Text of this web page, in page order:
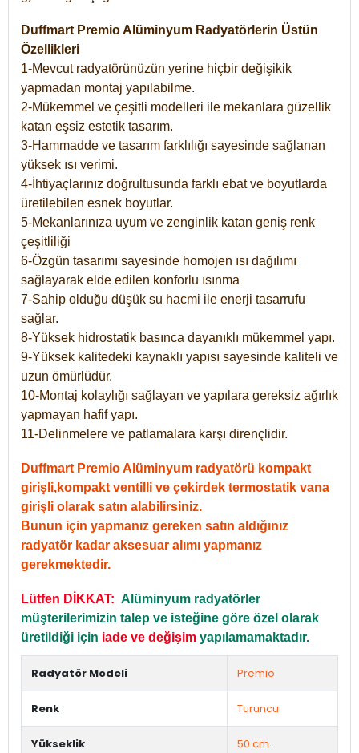
Duffmart Premio Alüminyum Radyatörlerin Üstün
Özellikleri
1-Mevcut radyatörünüzün yerine hiçbir değişikik
yapmadan montaj yapılabilme.
2-Mükemmel ve çeşitli modelleri ile mekanlara güzellik
katan eşsiz estetik tasarım.
3-Hammadde ve tasarım farklılığı sayesinde sağlanan
yüksek ısı verimi.
4-İhtiyaçlarınız doğrultusunda farklı ebat ve boyutlarda
üretilebilen esnek boyutlar.
5-Mekanlarınıza uyum ve zenginlik katan geniş renk
çeşitliliği
6-Özgün tasarımı sayesinde homojen ısı dağılımı
sağlayarak elde edilen konforlu ısınma
7-Sahip olduğu düşük su hacmi ile enerji tasarrufu
sağlar.
8-Yüksek hidrostatik basınca dayanıklı mükemmel yapı.
9-Yüksek kalitedeki kaynaklı yapısı sayesinde kaliteli ve
uzun ömürlüdür.
10-Montaj kolaylığı sağlayan ve yapılara gereksiz ağırlık
yapmayan hafif yapı.
11-Delinmelere ve patlamalara karşı dirençlidir.
Duffmart Premio Alüminyum radyatörü kompakt
girişli,kompakt ventilli ve çekirdek termostatik vana
girişli olarak satın alabilirsiniz.
Bunun için yapmanız gereken satın aldığınız
radyatör kadar aksesuar alımı yapmanız
gerekmektedir.
Lütfen DİKKAT: Alüminyum radyatörler
müşterilerimizin talep ve isteğine göre özel olarak
üretildiği için iade ve değişim yapılamamaktadır.
Radyatör Modeli Premio
Renk Turuncu
Yükseklik 50 cm.